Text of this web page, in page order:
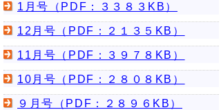
1月号（PDF：３３８３KB）
12月号（PDF：２１３５KB）
11月号（PDF：３９７８KB）
10月号（PDF：２８０８KB）
９月号（PDF：２８９６KB）